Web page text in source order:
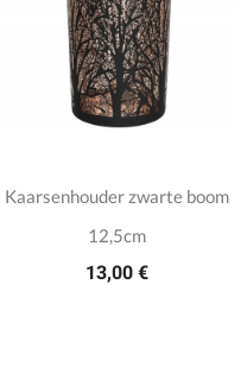
Kaarsenhouder zwarte boom
12,5cm
13,00 €